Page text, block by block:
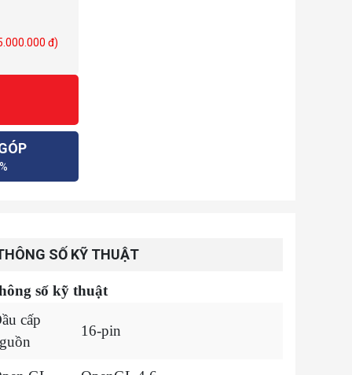
đ)
SỐ KỸ THUẬT
số kỹ thuật
cấp
16-pin